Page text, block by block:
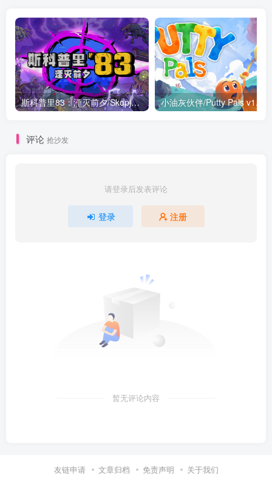
斯科普里83：湮灭前夕/Skopje ’83 v1.0.0071|动作冒险|容量5.9GB|免安装绿色中文版
评论 抢沙发
请登录后发表评论
登录 注册
暂无评论内容
友链申请 文章归档 免责声明 关于我们